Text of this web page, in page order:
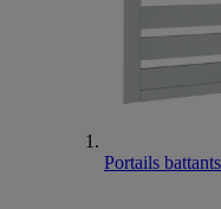
Portails battants